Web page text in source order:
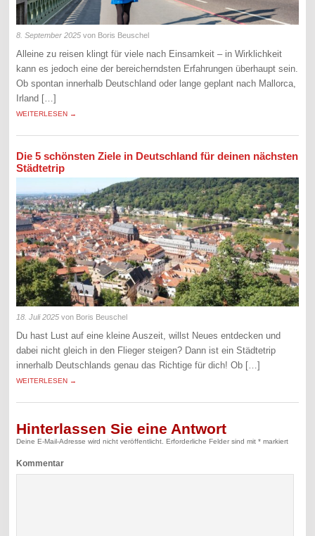
8. September 2025 von Boris Beuschel
Alleine zu reisen klingt für viele nach Einsamkeit – in Wirklichkeit
kann es jedoch eine der bereicherndsten Erfahrungen überhaupt sein.
Ob spontan innerhalb Deutschland oder lange geplant nach Mallorca,
Irland […]
WEITERLESEN →
Die 5 schönsten Ziele in Deutschland für deinen nächsten
Städtetrip
18. Juli 2025 von Boris Beuschel
Du hast Lust auf eine kleine Auszeit, willst Neues entdecken und
dabei nicht gleich in den Flieger steigen? Dann ist ein Städtetrip
innerhalb Deutschlands genau das Richtige für dich! Ob […]
WEITERLESEN →
Hinterlassen Sie eine Antwort
Deine E-Mail-Adresse wird nicht veröffentlicht. Erforderliche Felder sind mit* markiert
Kommentar